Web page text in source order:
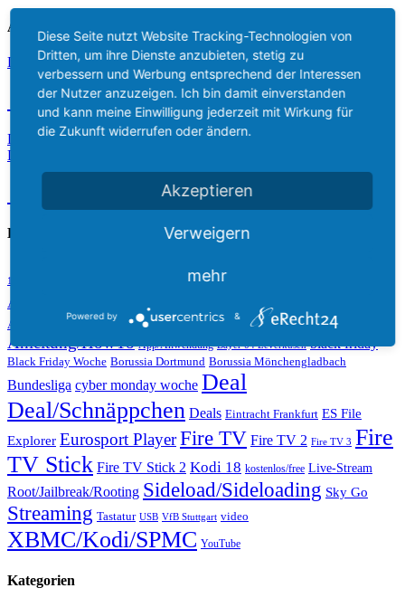
Aktuelle Lieferzeit
Das aktuelle Lieferdatum des Amazon Fire TV Stick 2 ist
10.08.2026
Das aktuelle Lieferdatum des Amazon Fire TV Stick 3 4k für
Deutschland ist
Beliebte Tags
1. FC Köln Alexa Amazon
Amazon Cyber Monday
Amazon Fire TV amazon fire tv 2 Amazon Video
Angebot
Anleitung/HowTo App/Anwendung Bayer 04 Leverkusen black friday
Black Friday Woche Borussia Dortmund Borussia Mönchengladbach
Bundesliga cyber monday woche Deal
Deal/Schnäppchen Deals Eintracht Frankfurt ES File
Explorer Eurosport PlayerFire TV Fire TV 2 Fire TV 3 Fire
TV Stick Fire TV Stick 2 Kodi 18 kostenlos/free Live-Stream
Root/Jailbreak/Rooting Sideload/Sideloading Sky Go
Streaming Tastatur USB VfB Stuttgart video
XBMC/Kodi/SPMC YouTube
Kategorien
Diese Seite nutzt Website Tracking-Technologien von
Dritten, um ihre Dienste anzubieten, stetig zu
verbessern und Werbung entsprechend der Interessen
der Nutzer anzuzeigen. Ich bin damit einverstanden
und kann meine Einwilligung jederzeit mit Wirkung für
die Zukunft widerrufen oder ändern.
Akzeptieren
Verweigern
mehr
Powered by &